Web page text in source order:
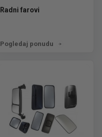
Radni farovi
Pogledaj ponudu